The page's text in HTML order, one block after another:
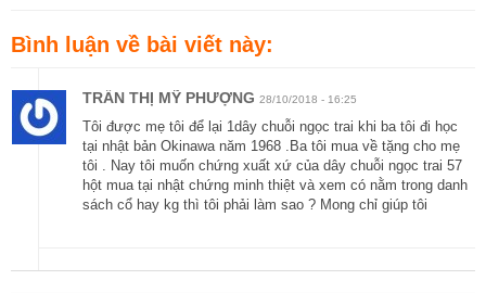
Bình luận về bài viết này:
TRẦN THỊ MỸ PHƯỢNG 28/10/2018 - 16:25
Tôi được mẹ tôi để lại 1dây chuỗi ngọc trai khi ba tôi đi học
tại nhật bản Okinawa năm 1968 .Ba tôi mua về tặng cho mẹ
tôi . Nay tôi muốn chứng xuất xứ của dây chuỗi ngọc trai 57
hột mua tại nhật chứng minh thiệt và xem có nằm trong danh
sách cổ hay kg thì tôi phải làm sao ? Mong chỉ giúp tôi